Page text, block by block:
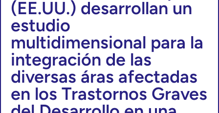
(EE.UU.) desarrollan un
estudio
multidimensional para la
integración de las
diversas áras afectadas
en los Trastornos Graves